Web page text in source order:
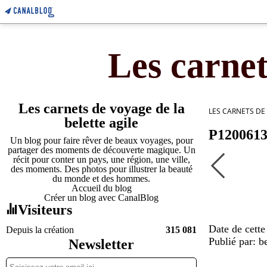
Les
Les carnets de voyage de la
belette agile
Un blog pour faire rêver de beaux voyages, pour
partager des moments de découverte magique. Un
récit pour conter un pays, une région, une ville,
des moments. Des photos pour illustrer la beauté
du monde et des hommes.
Accueil du blog
Créer un blog avec CanalBlog
Visiteurs
Depuis la création 315 081
Newsletter
LES CARNETS
P1200613
Date de
Publié par: